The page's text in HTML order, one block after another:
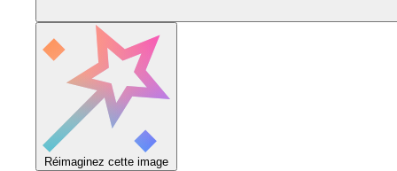
Réimaginez cette image